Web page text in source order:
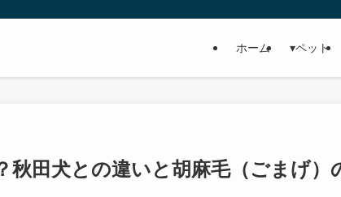
ホーム ▾ペット
秋田犬との違いと胡麻毛（ごまげ）